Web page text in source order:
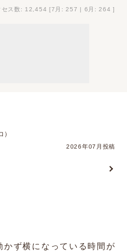
セス数: 12,454 [7月: 257 | 6月: 264 ]
）
2026年07月投稿
ず横になっている時間が